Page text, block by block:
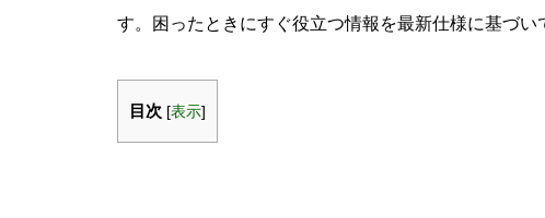
す。困ったときにすぐ役立つ情報を最新仕様に基づい
目次 [表示]